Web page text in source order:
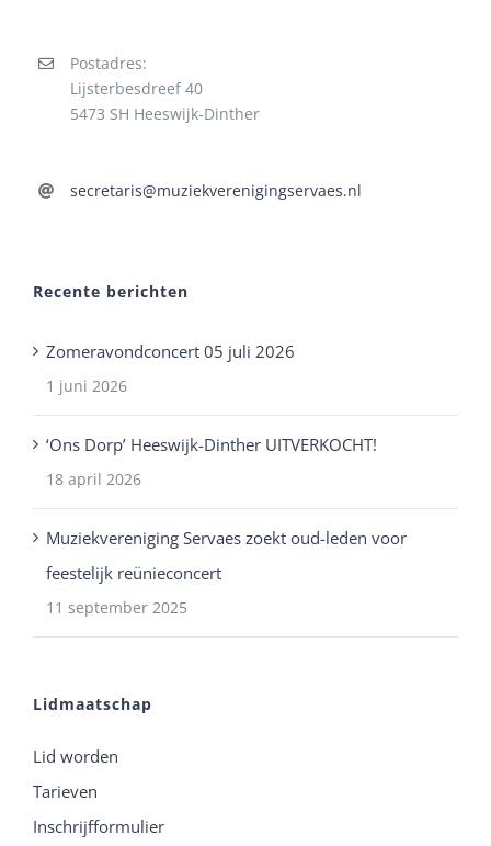
Postadres:
Lijsterbesdreef 40
5473 SH Heeswijk-Dinther
secretaris@muziekverenigingservaes.nl
Recente berichten
Zomeravondconcert 05 juli 2026
1 juni 2026
‘Ons Dorp’ Heeswijk-Dinther UITVERKOCHT!
18 april 2026
Muziekvereniging Servaes zoekt oud-leden voor
feestelijk reünieconcert
11 september 2025
Lidmaatschap
Lid worden
Tarieven
Inschrijfformulier